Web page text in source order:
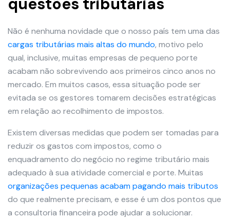
questões tributárias
Não é nenhuma novidade que o nosso país tem uma das
cargas tributárias mais altas do mundo, motivo pelo
qual, inclusive, muitas empresas de pequeno porte
acabam não sobrevivendo aos primeiros cinco anos no
mercado. Em muitos casos, essa situação pode ser
evitada se os gestores tomarem decisões estratégicas
em relação ao recolhimento de impostos.
Existem diversas medidas que podem ser tomadas para
reduzir os gastos com impostos, como o
enquadramento do negócio no regime tributário mais
adequado à sua atividade comercial e porte. Muitas
organizações pequenas acabam pagando mais tributos
do que realmente precisam, e esse é um dos pontos que
a consultoria financeira pode ajudar a solucionar.